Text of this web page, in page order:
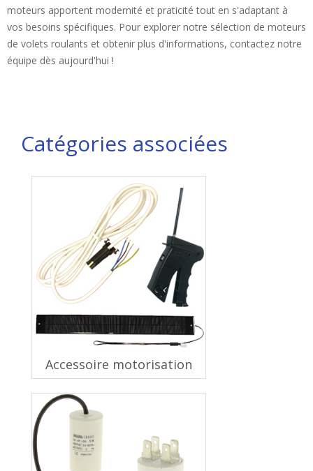
moteurs apportent modernité et praticité tout en s'adaptant à
vos besoins spécifiques. Pour explorer notre sélection de moteurs
de volets roulants et obtenir plus d'informations, contactez notre
équipe dès aujourd'hui !
Catégories associées
Accessoire motorisation